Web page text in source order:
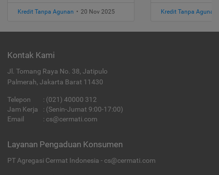
Kredit Tanpa Agunan • 20 Nov 2025 Kredit Tanpa Agunan
Kontak Kami
Jl. Tomang Raya No. 38, Jatipulo
Palmerah, Jakarta Barat 11430
Telepon : (021) 40000 312
Jam Kerja
: (Senin-Jumat 9:00-17:00)
Email
: cs@cermati.com
Layanan Pengaduan Konsumen
PT Agregasi Cermat Indonesia - cs@cermati.com